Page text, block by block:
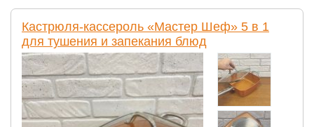
Кастрюля-кассероль «Мастер Шеф» 5 в 1
для тушения и запекания блюд